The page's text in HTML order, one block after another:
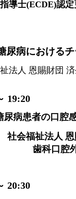
導士(ECDE)認
尿病における
法人 恩賜財団
19:20
尿病患者の口腔
社会福祉法人
歯科口腔
20:30